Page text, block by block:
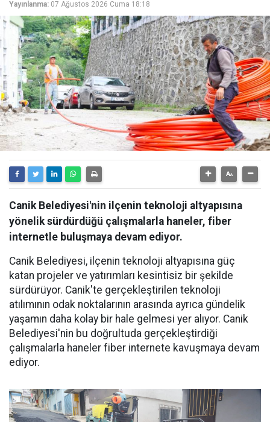
Yayınlanma: 07 Ağustos 2026 Cuma 18:18
Canik Belediyesi'nin ilçenin teknoloji altyapısına
yönelik sürdürdüğü çalışmalarla haneler, fiber
internetle buluşmaya devam ediyor.
Canik Belediyesi, ilçenin teknoloji altyapısına güç
katan projeler ve yatırımları kesintisiz bir şekilde
sürdürüyor. Canik'te gerçekleştirilen teknoloji
atılımının odak noktalarının arasında ayrıca gündelik
yaşamın daha kolay bir hale gelmesi yer alıyor. Canik
Belediyesi'nin bu doğrultuda gerçekleştirdiği
çalışmalarla haneler fiber internete kavuşmaya devam
ediyor.